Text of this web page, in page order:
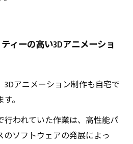
ィーの高い3Dアニメーショ
アニメーション制作も自宅で
。
われていた作業は、高性能パ
ソフトウェアの発展によっ